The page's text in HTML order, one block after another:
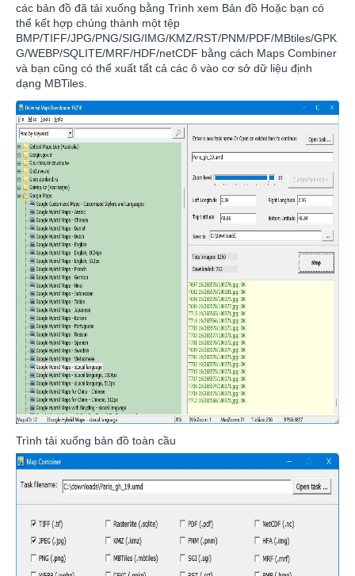
các bản đồ đã tải xuống bằng Trình xem Bản đồ Hoặc bạn có
thể kết hợp chúng thành một tệp
BMP/TIFF/JPG/PNG/SIG/IMG/KMZ/RST/PNM/PDF/MBtiles/GPK
G/WEBP/SQLITE/MRF/HDF/netCDF bằng cách Maps Combiner
và bạn cũng có thể xuất tất cả các ô vào cơ sở dữ liệu định
dạng MBTiles.
Trình tải xuống bản đồ toàn cầu